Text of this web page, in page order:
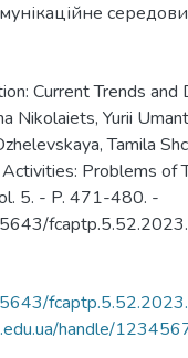
Current Trends
Nikolaiets, Yurii
Tamila
Problems of
5. - P. 471-480. -
handle/